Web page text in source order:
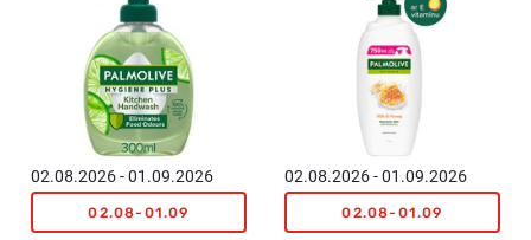
02.08.2026 - 01.09.2026
02.08-01.09
02.08.2026 - 01.09.2026
02.08-01.09